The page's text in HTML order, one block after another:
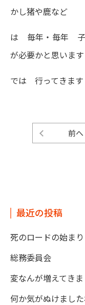
かし猪や鹿など
は 毎年・毎年 子
が必要かと思います
では 行ってきます
前へ
最近の投稿
死のロードの始まり
総務委員会
変なんが増えてき
何か気がぬけまし